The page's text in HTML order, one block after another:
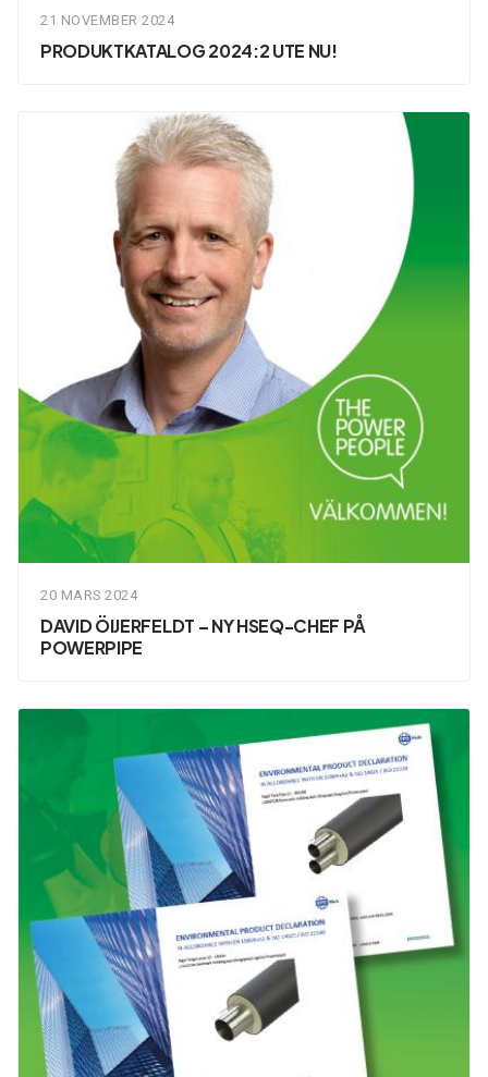
21 NOVEMBER 2024
PRODUKTKATALOG 2024:2 UTE NU!
20 MARS 2024
DAVID ÖIJERFELDT – NY HSEQ-CHEF PÅ
POWERPIPE